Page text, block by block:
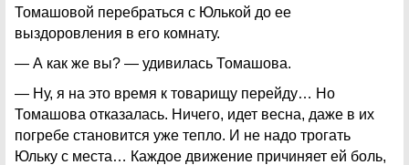
Томашовой перебраться с Юлькой до ее
выздоровления в его комнату.
— А как же вы? — удивилась Томашова.
— Ну, я на это время к товарищу перейду… Но
Томашова отказалась. Ничего, идет весна, даже в их
погребе становится уже тепло. И не надо трогать
Юльку с места… Каждое движение причиняет ей боль,